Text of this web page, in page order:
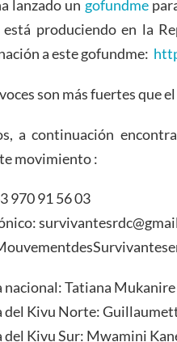
lanzado un gofundme
produciendo en la
a este gofundme:
son más fuertes que
a continuación
movimiento :
970 91 56 03
Tatiana Mukanire
Kivu Norte:
Kivu Sur: Mwamini